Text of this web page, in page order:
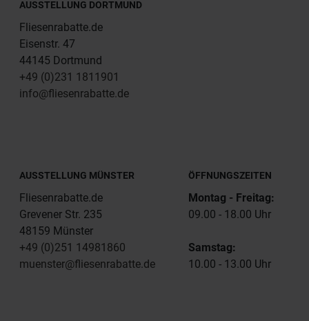
AUSSTELLUNG DORTMUND
Fliesenrabatte.de
Eisenstr. 47
44145 Dortmund
+49 (0)231 1811901
info@fliesenrabatte.de
AUSSTELLUNG MÜNSTER
Fliesenrabatte.de
Grevener Str. 235
48159 Münster
+49 (0)251 14981860
muenster@fliesenrabatte.de
ÖFFNUNGSZEITEN
Montag - Freitag:
09.00 - 18.00 Uhr
Samstag:
10.00 - 13.00 Uhr